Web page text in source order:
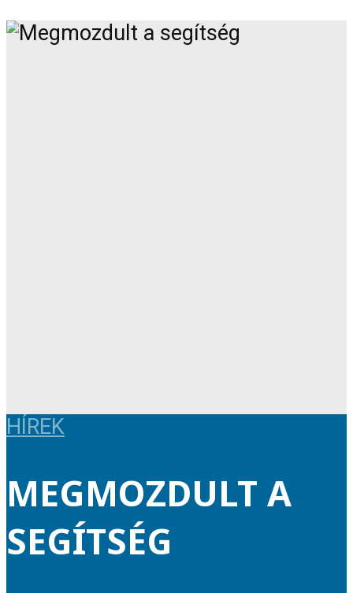
HÍREK
MEGMOZDULT A
SEGÍTSÉG